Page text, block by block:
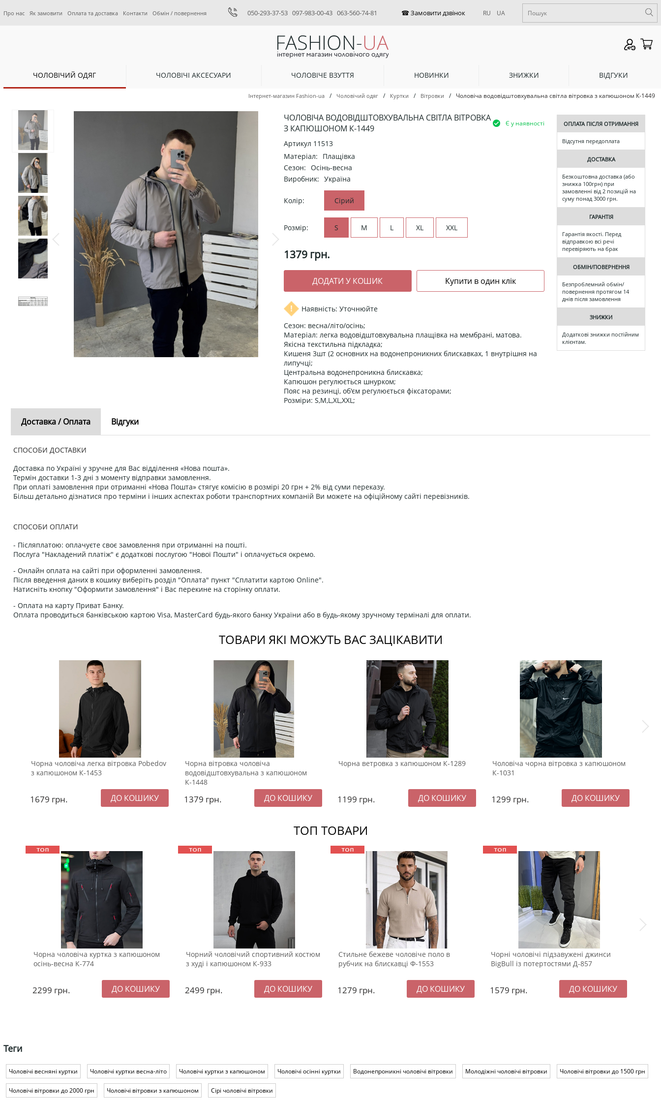
Про нас Як замовити Оплата та доставка Контакти Обмін / повернення 050-293-37-53 097-983-00-43 063-560-74-81 RU UA
ЧОЛОВІЧИЙ ОДЯГ ЧОЛОВІЧІ АКСЕСУАРИ ЧОЛОВІЧЕ ВЗУТТЯ НОВИНКИ ЗНИЖКИ ВІДГУКИ
Інтернет-магазин Fashion-ua / Чоловічий одяг / Куртки / Вітровки / Чоловіча водовідштовхувальна світла вітровка з капюшоном К-1449
ЧОЛОВІЧА ВОДОВІДШТОВХУВАЛЬНА СВІТЛА ВІТРОВКА
З КАПЮШОНОМ К-1449
Є у наявності
Артикул 11513
Матеріал:
Плащівка
Сезон: Осінь-весна
Виробник: Україна
Колір: Сірий
Розмір: S M L XL XXL
1379 грн.
Наявність: Уточнюйте
Сезон: весна/літо/осінь;
Матеріал: легка водовідштовхувальна плащівка на мембрані, матова.
Якісна текстильна підкладка;
Кишеня 3шт (2 основних на водонепроникних блискавках, 1 внутрішня на
липучці;
Центральна водонепроникна блискавка;
Капюшон регулюється шнурком;
Пояс на резинці, об'єм регулюється фіксаторами;
Розміри: S,M,L,XL,XXL;
ОПЛАТА ПІСЛЯ ОТРИМАННЯ
Відсутня передоплата
ДОСТАВКА
Безкоштовна доставка (або
знижка 100грн) при
замовленні від 2 позицій на
суму понад 3000 грн.
ГАРАНТІЯ
Гарантія якості. Перед
відправкою всі речі
перевіряють на брак
ОБМІН/ПОВЕРНЕННЯ
Безпроблемний обмін/
повернення протягом 14
днів після замовлення
ЗНИЖКИ
Додаткові знижки постійним
клієнтам.
Доставка / Оплата Відгуки
СПОСОБИ ДОСТАВКИ
Доставка по Україні у зручне для Вас відділення «Нова пошта».
Термін доставки 1-3 дні з моменту відправки замовлення.
При оплаті замовлення при отриманні «Нова Пошта» стягує комісію в розмірі 20 грн + 2% від суми переказу.
Більш детально дізнатися про терміни і інших аспектах роботи транспортних компаній Ви можете на офіційному сайті перевізників.
СПОСОБИ ОПЛАТИ
- Післяплатою: оплачуєте своє замовлення при отриманні на пошті.
Послуга "Накладений платіж" є додаткові послугою "Нової Пошти" і оплачується окремо.
- Онлайн оплата на сайті при оформленні замовлення.
Після введення даних в кошику виберіть розділ "Оплата" пункт "Сплатити картою Online".
Натисніть кнопку "Оформити замовлення" і Вас перекине на сторінку оплати.
- Оплата на карту Приват Банку.
Оплата проводиться банківською картою Visa, MasterCard будь-якого банку України або в будь-якому зручному терміналі для оплати.
ТОВАРИ ЯКІ МОЖУТЬ ВАС ЗАЦІКАВИТИ
Чорна чоловіча легка вітровка Pobedov
з капюшоном К-1453
1679 грн.
Чорна вітровка чоловіча
водовідштовхувальна з капюшоном
К-1448
1379 грн.
Чорна ветровка з капюшоном К-1289
1199 грн.
Чоловіча чорна вітровка з капюшоном
К-1031
1299 грн.
ТОП ТОВАРИ
Чорна чоловіча куртка з капюшоном
осінь-весна К-774
2299 грн.
Чорний чоловічий спортивний костюм
з худі і капюшоном К-933
2499 грн.
Стильне бежеве чоловіче поло в
рубчик на блискавці Ф-1553
1279 грн.
Чорні чоловічі підзавужені джинси
BigBull із потертостями Д-857
1579 грн.
Теги
Чоловічі весняні куртки Чоловічі куртки весна-літо Чоловічі куртки з капюшоном Чоловічі осінні куртки Водонепроникні чоловічі вітровки Молодіжні чоловічі вітровки Чоловічі вітровки до 1500 грн
Чоловічі вітровки до 2000 грн Чоловічі вітровки з капюшоном Сірі чоловічі вітровки